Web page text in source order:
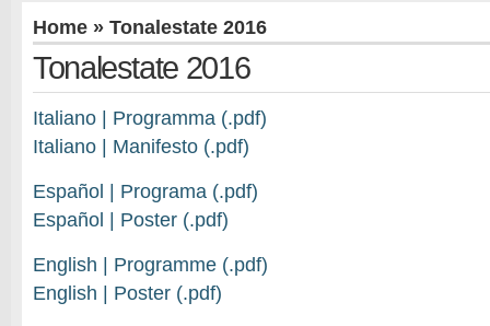
Home » Tonalestate 2016
Tonalestate 2016
Italiano | Programma (.pdf)
Italiano | Manifesto (.pdf)
Español | Programa (.pdf)
Español | Poster (.pdf)
English | Programme (.pdf)
English | Poster (.pdf)